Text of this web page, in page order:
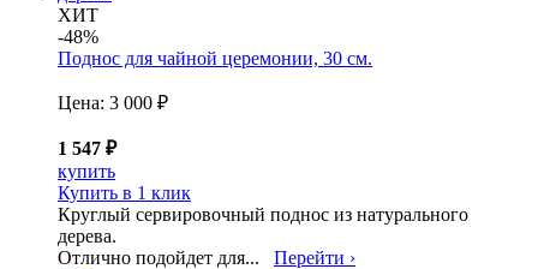
ХИТ
-48%
Поднос для чайной церемонии, 30 см.
Цена: 3 000 ₽
1 547 ₽
купить
Купить в 1 клик
Круглый сервировочный поднос из натурального
дерева.
Отлично подойдет для... Перейти ›